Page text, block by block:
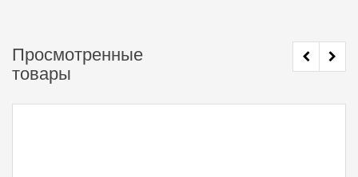
Просмотренные
товары